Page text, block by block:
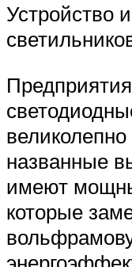
Устройство
названные
имеют
которые